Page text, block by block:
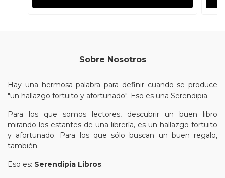
Sobre Nosotros
Hay una hermosa palabra para definir cuando se produce
"un hallazgo fortuito y afortunado". Eso es una Serendipia.
Para los que somos lectores, descubrir un buen libro
mirando los estantes de una librería, es un hallazgo fortuito
y afortunado. Para los que sólo buscan un buen regalo,
también.
Eso es: Serendipia Libros.